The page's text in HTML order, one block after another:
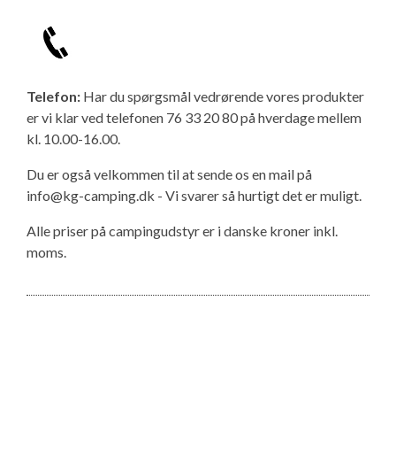
Telefon: Har du spørgsmål vedrørende vores produkter
er vi klar ved telefonen 76 33 20 80 på hverdage mellem
kl. 10.00-16.00.
Du er også velkommen til at sende os en mail på
info@kg-camping.dk - Vi svarer så hurtigt det er muligt.
Alle priser på campingudstyr er i danske kroner inkl.
moms.